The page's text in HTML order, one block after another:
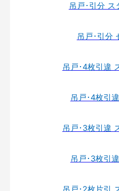
吊戸･引分 ス
吊戸･引分
吊戸･4枚引違
吊戸･4枚引
吊戸･3枚引違
吊戸･3枚引